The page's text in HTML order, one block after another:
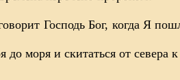
Господь Бог, когда Я
до моря и скитаться от севера